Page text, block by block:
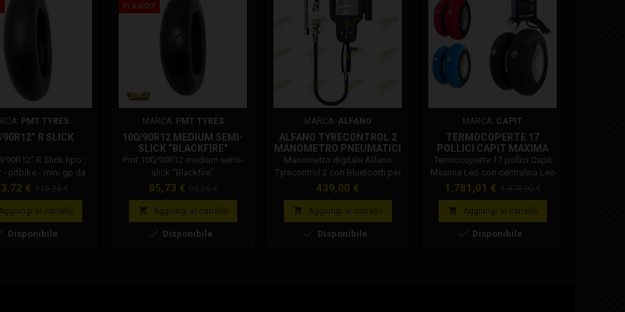
PMT TYRES
90R12” R SLICK
90R12” R Slick tipo :
- pitbike - mini gp da
: slick durezza
: 45 shore A larghezza
: 100 mm spalla
: 90 utilizzo disegno :
utilizzo mescola :
€
base
Aggiungi al carrello
Disponibile
In saldo!
MARCA: PMT TYRES
100/90R12 MEDIUM SEMI-
SLICK “BLACKFIRE"
Pmt 100/90R12 medium semi-
slick “Blackfire"
Prezzo
85,73 €
base
 Aggiungi al carrello
 Disponibile
MARCA: ALFANO
ALFANO TYRECONTROL 2
MANOMETRO PNEUMATICI
PISTA BLUETOOTH A1900
Manometro digitale Alfano
Tyrecontrol 2 con Bluetooth per
controllo pressione pneumatici
pista. Compatibile con sensore
temperatura opzionale.
Prezzo
439,00 €
 Aggiungi al carrello
 Disponibile
MARCA: CAPIT
TERMOCOPERTE 17
POLLICI CAPIT MAXIMA
LEO CON CENTRALINA LEO
TOUCH
Termocoperte 17 pollici Capit
Maxima Leo con centralina Leo
Touch Termocoperte 17 pollici
Capit Maxima Leo.
Termocoperte moto,
termocoperte motard. Controllo
della temperatura con
Prezzo
1.781,01 €
base
 Aggiungi al carrello
 Disponibile